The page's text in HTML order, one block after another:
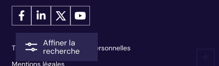
Affiner la
recherche
Traitement des données personnelles
Mentions légales